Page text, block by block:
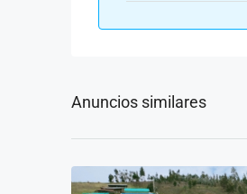
Anuncios similares